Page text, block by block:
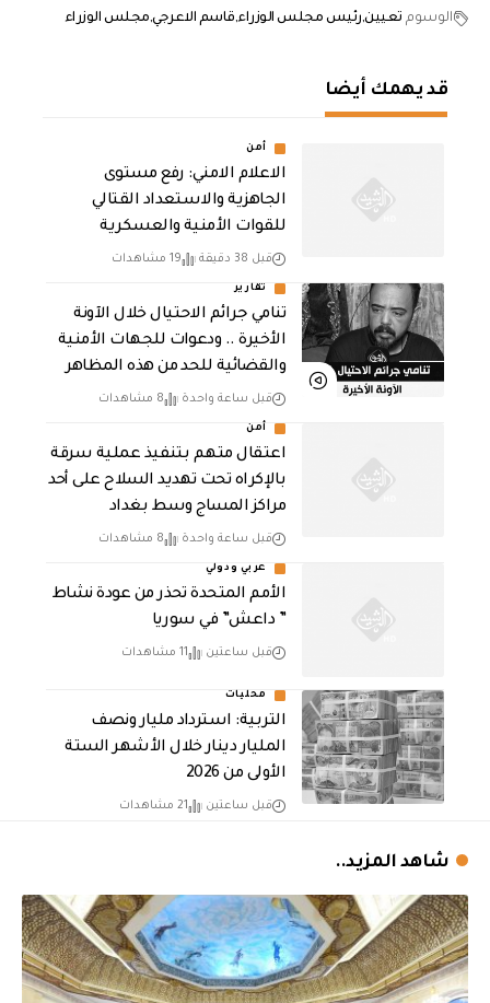
الوسوم تعيين رئيس مجلس الوزراء قاسم الاعرجي مجلس الوزراء
قد يهمك أيضا
أمن
الاعلام الامني: رفع مستوى
الجاهزية والاستعداد القتالي
للقوات الأمنية والعسكرية
قبل 38 دقيقة 19 مشاهدات
تقارير
تنامي جرائم الاحتيال خلال الآونة
الأخيرة .. ودعوات للجهات الأمنية
والقضائية للحد من هذه المظاهر
قبل ساعة واحدة 8 مشاهدات
أمن
اعتقال متهم بتنفيذ عملية سرقة
بالإكراه تحت تهديد السلاح على أحد
مراكز المساج وسط بغداد
قبل ساعة واحدة 8 مشاهدات
عربي ودولي
الأمم المتحدة تحذر من عودة نشاط
” داعش” في سوريا
قبل ساعتين 11 مشاهدات
محليات
التربية: استرداد مليار ونصف
المليار دينار خلال الأشهر الستة
الأولى من 2026
قبل ساعتين 21 مشاهدات
شاهد المزيد..